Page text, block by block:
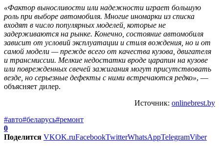
«Фактор выносливости или надежности играет большую
роль при выборе автомобиля. Многие иномарки из списка
входят в число популярных моделей, которые не
задерживаются на рынке. Конечно, состояние автомобиля
зависит от условий эксплуатации и стиля вождения, но и от
самой модели — прежде всего от качества кузова, двигателя
и трансмиссии. Мелкие недостатки вроде царапин на кузове
или поврежденных свечей зажигания могут присутствовать
везде, но серьезные дефекты с ними встречаются редко», —
объясняет дилер.
Источник: onlinebrest.by
#авто#беларусь#ремонт
0
Поделится VKOK.ruFacebookTwitterWhatsAppTelegramViber